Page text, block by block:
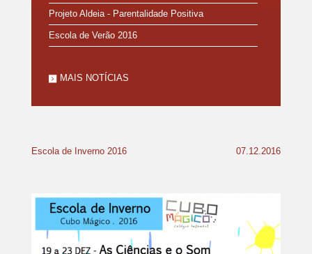
CONTACTOS
Projeto Aldeia - Parentalidade Positiva
Escola de Verão 2016
MAIS NOTÍCIAS
Escola de Inverno 2016 07.12.2016